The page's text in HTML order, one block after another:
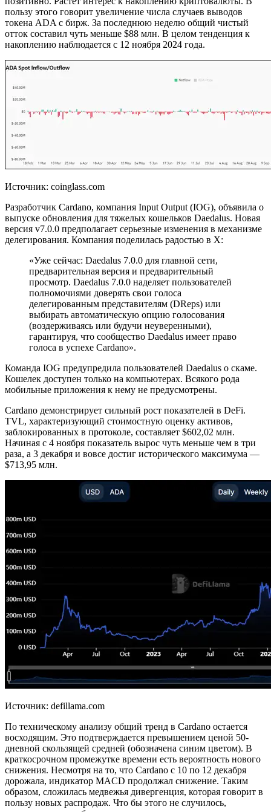
пользу этого говорит увеличение числа случаев выводов
токена ADA с бирж. За последнюю неделю общий чистый
отток составил чуть меньше $88 млн. В целом тенденция к
накоплению наблюдается с 12 ноября 2024 года.
Источник: coinglass.com
Разработчик Cardano, компания Input Output (IOG), объявила о
выпуске обновления для тяжелых кошельков Daedalus. Новая
версия v7.0.0 предполагает серьезные изменения в механизме
делегирования. Компания поделилась радостью в X:
«Уже сейчас: Daedalus 7.0.0 для главной сети,
предварительная версия и предварительный
просмотр. Daedalus 7.0.0 наделяет пользователей
полномочиями доверять свои голоса
делегированным представителям (DReps) или
выбирать автоматическую опцию голосования
(воздерживаясь или будучи неуверенными),
гарантируя, что сообщество Daedalus имеет право
голоса в успехе Cardano».
Команда IOG предупредила пользователей Daedalus о скаме.
Кошелек доступен только на компьютерах. Всякого рода
мобильные приложения к нему не предусмотрены.
Cardano демонстрирует сильный рост показателей в DeFi.
TVL, характеризующий стоимостную оценку активов,
заблокированных в протоколе, составляет $602,02 млн.
Начиная с 4 ноября показатель вырос чуть меньше чем в три
раза, а 3 декабря и вовсе достиг исторического максимума —
$713,95 млн.
Источник: defillama.com
По техническому анализу общий тренд в Cardano остается
восходящим. Это подтверждается превышением ценой 50-
дневной скользящей средней (обозначена синим цветом). В
краткосрочном промежутке времени есть вероятность нового
снижения. Несмотря на то, что Cardano с 10 по 12 декабря
дорожала, индикатор MACD продолжал снижение. Таким
образом, сложилась медвежья дивергенция, которая говорит в
пользу новых распродаж. Что бы этого не случилось,